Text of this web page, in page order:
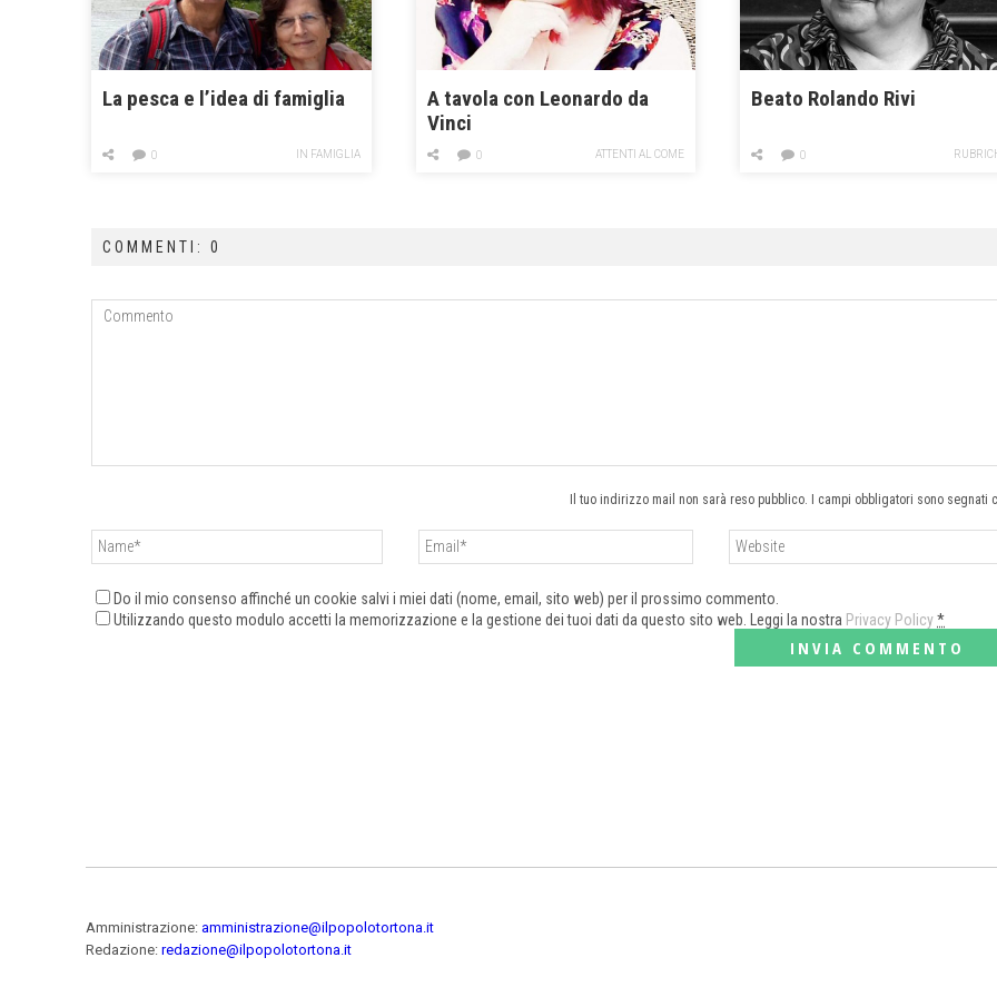
La pesca e l’idea di famiglia
IN FAMIGLIA
0
A tavola con Leonardo da
Vinci
ATTENTI AL COME
0
Beato Rolando Rivi
0
COMMENTI: 0
Il tuo indirizzo mail non sarà reso pubblico. I campi obbligatori sono segnati
Do il mio consenso affinché un cookie salvi i miei dati (nome, email, sito web) per il prossimo commento.
Utilizzando questo modulo accetti la memorizzazione e la gestione dei tuoi dati da questo sito web. Leggi la nostra Privacy Policy*
Amministrazione: amministrazione@ilpopolotortona.it
Redazione: redazione@ilpopolotortona.it